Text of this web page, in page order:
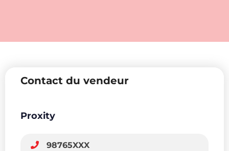
Contact du vendeur
Proxity
98765XXX